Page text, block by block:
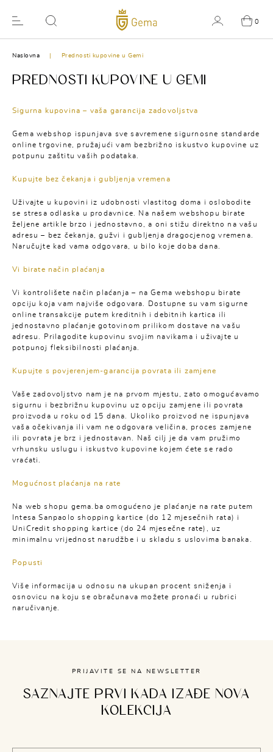
0
Naslovna Prednosti kupovine u Gemi
PREDNOSTI KUPOVINE U GEMI
Sigurna kupovina – vaša garancija zadovoljstva
Gema webshop ispunjava sve savremene sigurnosne standarde
online trgovine, pružajući vam bezbrižno iskustvo kupovine uz
potpunu zaštitu vaših podataka.
Kupujte bez čekanja i gubljenja vremena
Uživajte u kupovini iz udobnosti vlastitog doma i oslobodite
se stresa odlaska u prodavnice. Na našem webshopu birate
željene artikle brzo i jednostavno, a oni stižu direktno na vašu
adresu – bez čekanja, gužvi i gubljenja dragocjenog vremena.
Naručujte kad vama odgovara, u bilo koje doba dana.
Vi birate način plaćanja
Vi kontrolišete način plaćanja – na Gema webshopu birate
opciju koja vam najviše odgovara. Dostupne su vam sigurne
online transakcije putem kreditnih i debitnih kartica ili
jednostavno plaćanje gotovinom prilikom dostave na vašu
adresu. Prilagodite kupovinu svojim navikama i uživajte u
potpunoj fleksibilnosti plaćanja.
Kupujte s povjerenjem-garancija povrata ili zamjene
Vaše zadovoljstvo nam je na prvom mjestu, zato omogućavamo
sigurnu i bezbrižnu kupovinu uz opciju zamjene ili povrata
proizvoda u roku od 15 dana. Ukoliko proizvod ne ispunjava
vaša očekivanja ili vam ne odgovara veličina, proces zamjene
ili povrata je brz i jednostavan. Naš cilj je da vam pružimo
vrhunsku uslugu i iskustvo kupovine kojem ćete se rado
vraćati.
Mogućnost plaćanja na rate
Na web shopu gema.ba omogućeno je plaćanje na rate putem
Intesa Sanpaolo shopping kartice (do 12 mjesečnih rata) i
UniCredit shopping kartice (do 24 mjesečne rate), uz
minimalnu vrijednost narudžbe i u skladu s uslovima banaka.
Popusti
Više informacija u odnosu na ukupan procent sniženja i
osnovicu na koju se obračunava možete pronaći u rubrici
naručivanje.
PRIJAVITE SE NA NEWSLETTER
SAZNAJTE PRVI KADA IZAĐE NOVA
KOLEKCIJA